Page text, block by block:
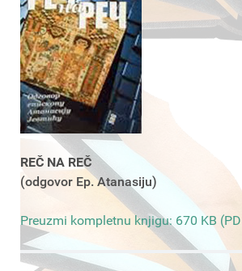
REČ NA REČ
(odgovor Ep. Atanasiju)
Preuzmi kompletnu knjigu: 670 KB